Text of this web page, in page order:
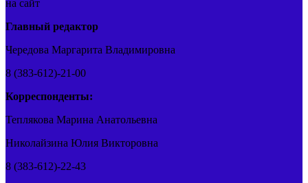
на сайт
Главный редактор
Чередова Маргарита Владимировна
8 (383-612)-21-00
Корреспонденты:
Теплякова Марина Анатольевна
Николайзина Юлия Викторовна
8 (383-612)-22-43